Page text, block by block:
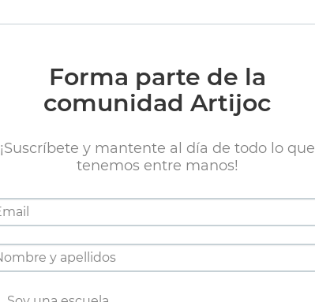
Forma parte de la
comunidad Artijoc
¡Suscríbete y mantente al día de todo lo que
tenemos entre manos!